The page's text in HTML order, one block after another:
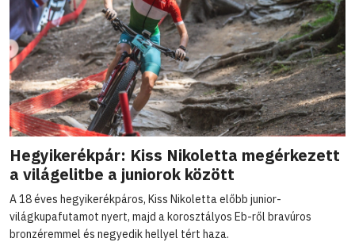
Hegyikerékpár: Kiss Nikoletta megérkezett
a világelitbe a juniorok között
A 18 éves hegyikerékpáros, Kiss Nikoletta előbb junior-
világkupafutamot nyert, majd a korosztályos Eb-ről bravúros
bronzéremmel és negyedik hellyel tért haza.